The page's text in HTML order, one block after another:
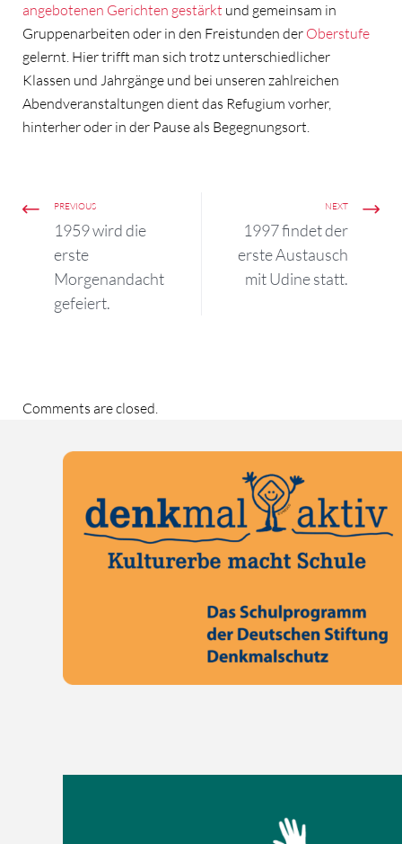
angebotenen Gerichten gestärkt und gemeinsam in
Gruppenarbeiten oder in den Freistunden der Oberstufe
gelernt. Hier trifft man sich trotz unterschiedlicher
Klassen und Jahrgänge und bei unseren zahlreichen
Abendveranstaltungen dient das Refugium vorher,
hinterher oder in der Pause als Begegnungsort.
PREVIOUS
1959 wird die
erste
Morgenandacht
gefeiert.
NEXT
1997 findet der
erste Austausch
mit Udine statt.
Comments are closed.